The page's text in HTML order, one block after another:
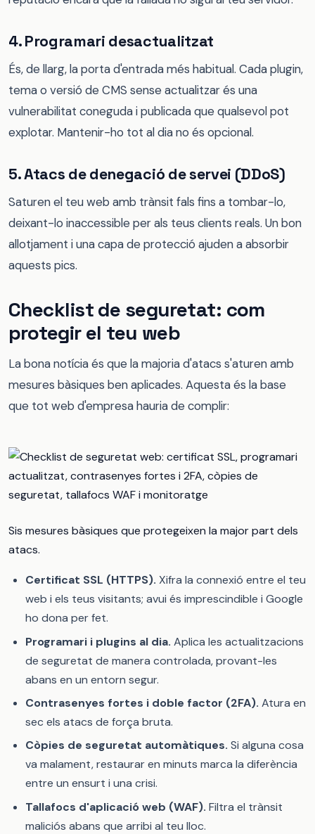
4. Programari desactualitzat
És, de llarg, la porta d'entrada més habitual. Cada plugin,
tema o versió de CMS sense actualitzar és una
vulnerabilitat coneguda i publicada que qualsevol pot
explotar. Mantenir-ho tot al dia no és opcional.
5. Atacs de denegació de servei (DDoS)
Saturen el teu web amb trànsit fals fins a tombar-lo,
deixant-lo inaccessible per als teus clients reals. Un bon
allotjament i una capa de protecció ajuden a absorbir
aquests pics.
Checklist de seguretat: com
protegir el teu web
La bona notícia és que la majoria d'atacs s'aturen amb
mesures bàsiques ben aplicades. Aquesta és la base
que tot web d'empresa hauria de complir:
Sis mesures bàsiques que protegeixen la major part dels
atacs.
Certificat SSL (HTTPS). Xifra la connexió entre el teu
web i els teus visitants; avui és imprescindible i Google
ho dona per fet.
Programari i plugins al dia. Aplica les actualitzacions
de seguretat de manera controlada, provant-les
abans en un entorn segur.
Contrasenyes fortes i doble factor (2FA). Atura en
sec els atacs de força bruta.
Còpies de seguretat automàtiques. Si alguna cosa
va malament, restaurar en minuts marca la diferència
entre un ensurt i una crisi.
Tallafocs d'aplicació web (WAF). Filtra el trànsit
maliciós abans que arribi al teu lloc.